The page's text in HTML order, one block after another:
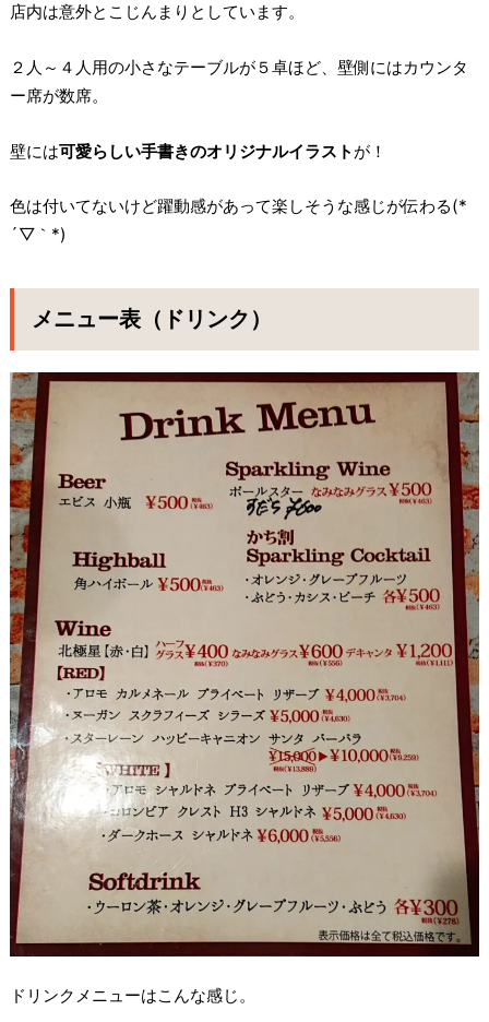
店内は意外とこじんまりとしています。
２人～４人用の小さなテーブルが５卓ほど、壁側にはカウンタ
ー席が数席。
壁には可愛らしい手書きのオリジナルイラスト が！
色は付いてないけど躍動感があって楽しそうな感じが伝わる(*
´▽｀*)
メニュー表（ドリンク）
ドリンクメニューはこんな感じ。